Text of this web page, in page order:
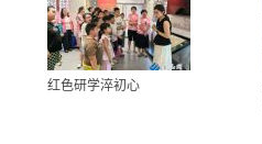
红色研学淬初心